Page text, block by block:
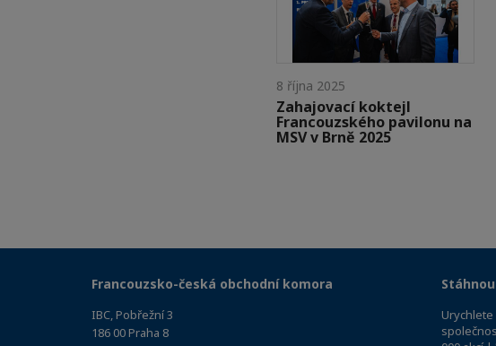
8 října 2025
Zahajovací koktejl
Francouzského pavilonu na
MSV v Brně 2025
Francouzsko-česká obchodní komora
IBC, Pobřežní 3
186 00 Praha 8